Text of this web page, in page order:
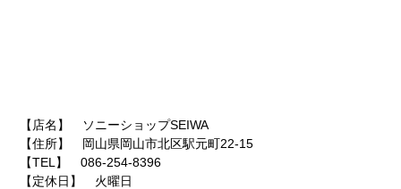
【店名】 ソニーショップSEIWA
【住所】 岡山県岡山市北区駅元町22-15
【TEL】 086-254-8396
【定休日】 火曜日